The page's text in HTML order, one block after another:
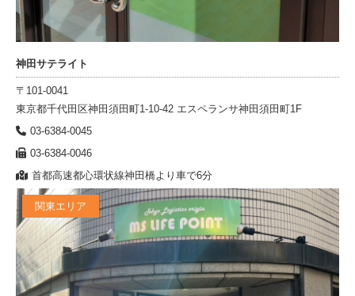
神田サテライト
〒101-0041
東京都千代田区神田須田町1-10-42 エスペランサ神田須田町1F
03-6384-0045
03-6384-0046
首都高速都心環状線神田橋より車で6分
関東エリア